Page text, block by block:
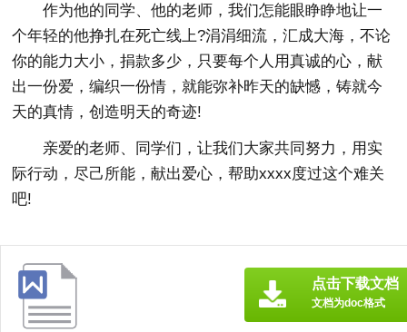
作为他的同学、他的老师，我们怎能眼睁睁地让一
个年轻的他挣扎在死亡线上?涓涓细流，汇成大海，不论
你的能力大小，捐款多少，只要每个人用真诚的心，献
出一份爱，编织一份情，就能弥补昨天的缺憾，铸就今
天的真情，创造明天的奇迹!
亲爱的老师、同学们，让我们大家共同努力，用实
际行动，尽己所能，献出爱心，帮助xxxx度过这个难关
吧!
点击下载文档
文档为doc格式